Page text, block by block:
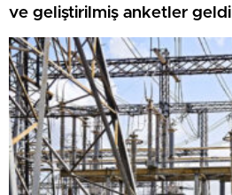
ve geliştirilmiş anketler geldi